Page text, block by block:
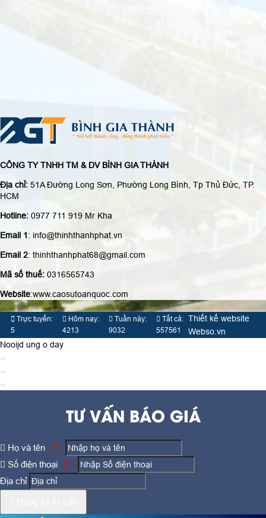
CÔNG TY TNHH TM & DV BÌNH GIA THÀNH
Địa chỉ: 51A Đường Long Sơn, Phường Long Bình, Tp Thủ Đức, TP.
HCM
Hotline: 0977 711 919 Mr Kha
Email 1: info@thinhthanhphat.vn
Email 2: thinhthanhphat68@gmail.com
Mã số thuế: 0316565743
Website:www.caosutoanquoc.com
Trực tuyến:
5
Hôm nay:
4213
Tuần này:
9032
Tất cả:
557561
Thiết kế website
Webso.vn
Nooijd ung o day
TƯ VẤN BÁO GIÁ
Họ và tên (*)
Số điện thoại (*)
Địa chỉ